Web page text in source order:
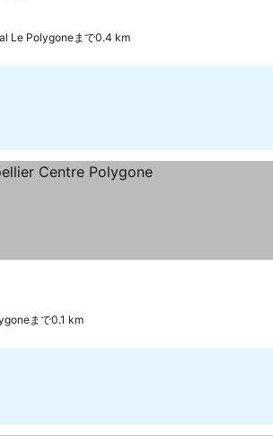
Le Polygoneまで0.4 km
まで0.1 km